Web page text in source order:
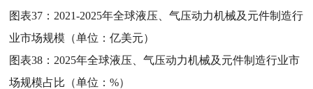
图表37： 2021-2025年全球液压、气压动力机械及元件制造行
业市场规模（单位：亿美元）
图表38： 2025年全球液压、气压动力机械及元件制造行业市
场规模占比（单位：%）